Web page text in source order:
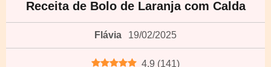
Receita de Bolo de Laranja com Calda
Flávia 19/02/2025
4.9 (141)